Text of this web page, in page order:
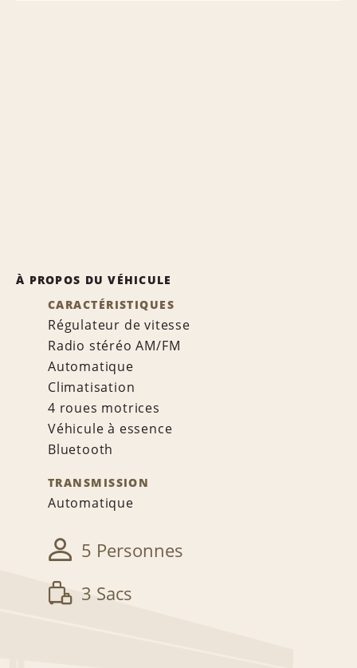
À PROPOS DU VÉHICULE
CARACTÉRISTIQUES
Régulateur de vitesse
Radio stéréo AM/FM
Automatique
Climatisation
4 roues motrices
Véhicule à essence
Bluetooth
TRANSMISSION
Automatique
5 Personnes
3 Sacs